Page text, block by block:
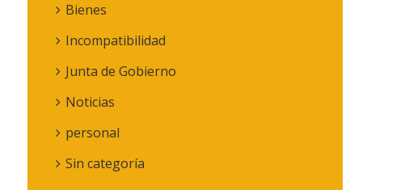
Bienes
Incompatibilidad
Junta de Gobierno
Noticias
personal
Sin categoría